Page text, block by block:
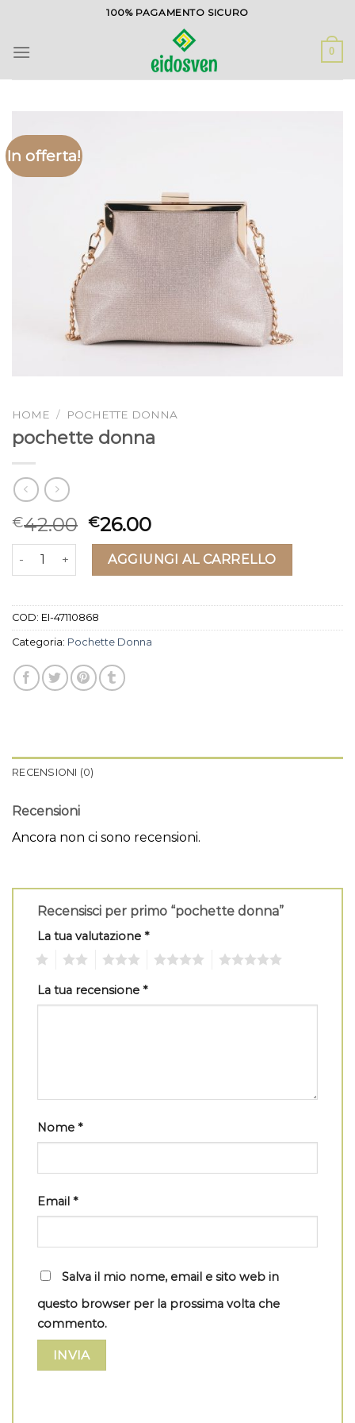
contenuti
100% PAGAMENTO SICURO
0
In offerta!
HOME / POCHETTE DONNA
pochette donna
€42.00 €26.00
pochette donna quantitàAGGIUNGI AL CARRELLO
COD: EI-47110868
Categoria: Pochette Donna
RECENSIONI (0)
Recensioni
Ancora non ci sono recensioni.
Recensisci per primo “pochette donna”
La tua valutazione *
La tua recensione *
Nome *
Email *
Salva il mio nome, email e sito web in
questo browser per la prossima volta che
commento.